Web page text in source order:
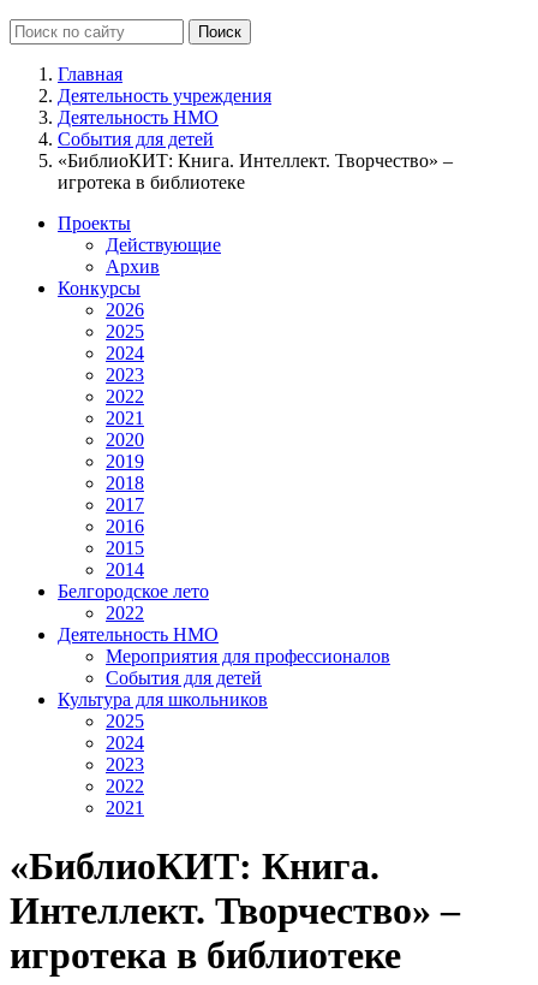
Главная
Деятельность учреждения
Деятельность НМО
События для детей
«БиблиоКИТ: Книга. Интеллект. Творчество» –
игротека в библиотеке
Проекты
Действующие
Архив
Конкурсы
2026
2025
2024
2023
2022
2021
2020
2019
2018
2017
2016
2015
2014
Белгородское лето
2022
Деятельность НМО
Мероприятия для профессионалов
События для детей
Культура для школьников
2025
2024
2023
2022
2021
«БиблиоКИТ: Книга.
Интеллект. Творчество» –
игротека в библиотеке